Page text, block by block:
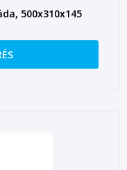
500x310x145